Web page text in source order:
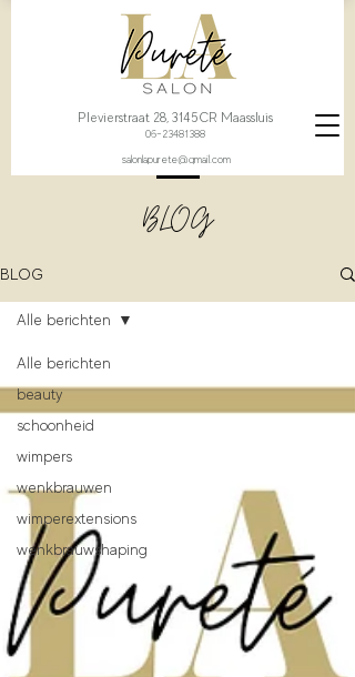
06-23481388
Plevierstraat 28, 3145CR Maassluis
salonlapurete@gmail.com
BLOG
BLOG
Alle berichten
beauty
schoonheid
wimpers
wenkbrauwen
wimperextensions
wenkbrauwshaping
Alle berichten